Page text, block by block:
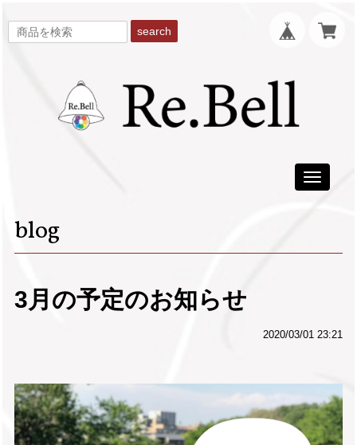
search
Toggle
blog
3月の予定のお知らせ
2020/03/01 23:21